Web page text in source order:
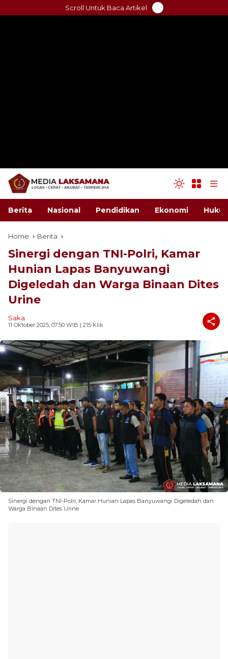
to
Scroll Untuk Baca Artikel
Berita Nasional Pendidikan Ekonomi
Home Berita
Sinergi dengan TNI-Polri, Kamar
Hunian Lapas Banyuwangi
Digeledah dan Warga Binaan Dites
Urine
Saka
11 Oktober 2025, 07:50 WIB | 215 Klik
Sinergi dengan TNI-Polri, Kamar Hunian Lapas Banyuwangi Digeledah dan
Warga Binaan Dites Urine